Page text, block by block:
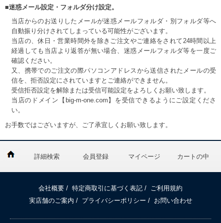
■迷惑メール設定・フォルダ分け設定。
当店からのお送りしたメールが迷惑メールフォルダ・別フォルダ等へ
自動振り分けされてしまっている可能性がございます。
当店の、休日・営業時間外を除きご注文やご連絡をされて24時間以上
経過しても当店より返答が無い場合、迷惑メールフォルダ等を一度ご
確認ください。
又、携帯でのご注文の際パソコンアドレスから送信されたメールの受
信を、拒否設定にされていますとご連絡ができません。
受信拒否設定を解除または受信可能設定をよろしくお願い致します。
当店のドメイン【big-m-one.com】を受信できるようにご設定くださ
い。
お手数ではございますが、ご了承宜しくお願い致します。
詳細検索 会員登録 マイページ カートの中
会社概要 / 特定商取引に基づく表記 /
ご利用規約
実店舗のご案内 / プライバシーポリシー / お問い合わせ